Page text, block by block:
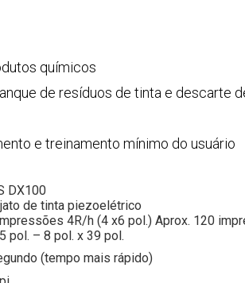
químicos
de resíduos de tinta e descarte
e treinamento mínimo do usuário
DX100
de tinta piezoelétrico
4R/h (4 x6 pol.) Aprox. 120
pol. – 8 pol. x 39 pol.
(tempo mais rápido)